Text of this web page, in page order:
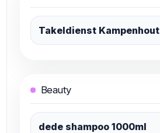
Takeldienst Kampenhout
Beauty
dede shampoo 1000ml